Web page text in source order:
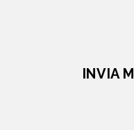
INVIA